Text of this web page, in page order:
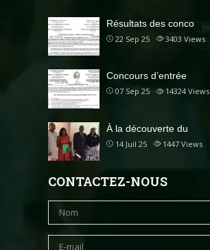
Résultats des conco
22 Sep 25 3403 Views
Concours d’entrée
07 Sep 25 14324 Views
À la découverte du
14 Juil 25 1447 Views
CONTACTEZ-NOUS